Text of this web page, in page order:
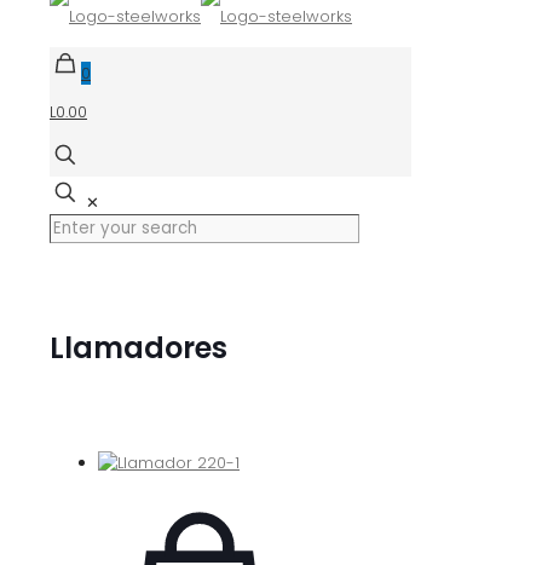
0
L0.00
✕
Llamadores